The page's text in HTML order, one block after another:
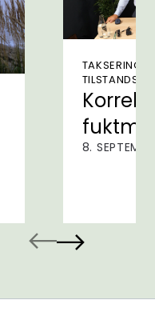
TAKSERING
8.
previous
next